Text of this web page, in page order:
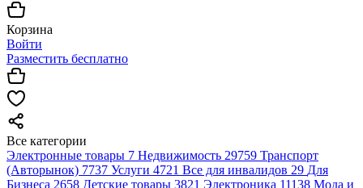
Корзина
Войти
Разместить бесплатно
Все категории
Электронные товары 7 Недвижимость 29759 Транспорт
(Авторынок) 7737 Услуги 4721 Все для инвалидов 29 Для
Бизнеса 2658 Детские товары 3821 Электроника 11138 Мода и